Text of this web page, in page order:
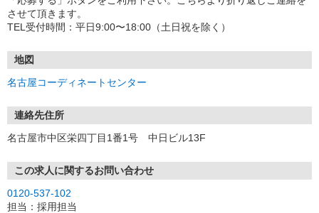
させて頂きます。
TEL受付時間：平日9:00〜18:00（土日祝を除く）
地図
名古屋コーディネートセンター
連絡先住所
名古屋市中区栄四丁目1番1号 中日ビル13F
この求人に関するお問い合わせ
0120-537-102
担当：採用担当